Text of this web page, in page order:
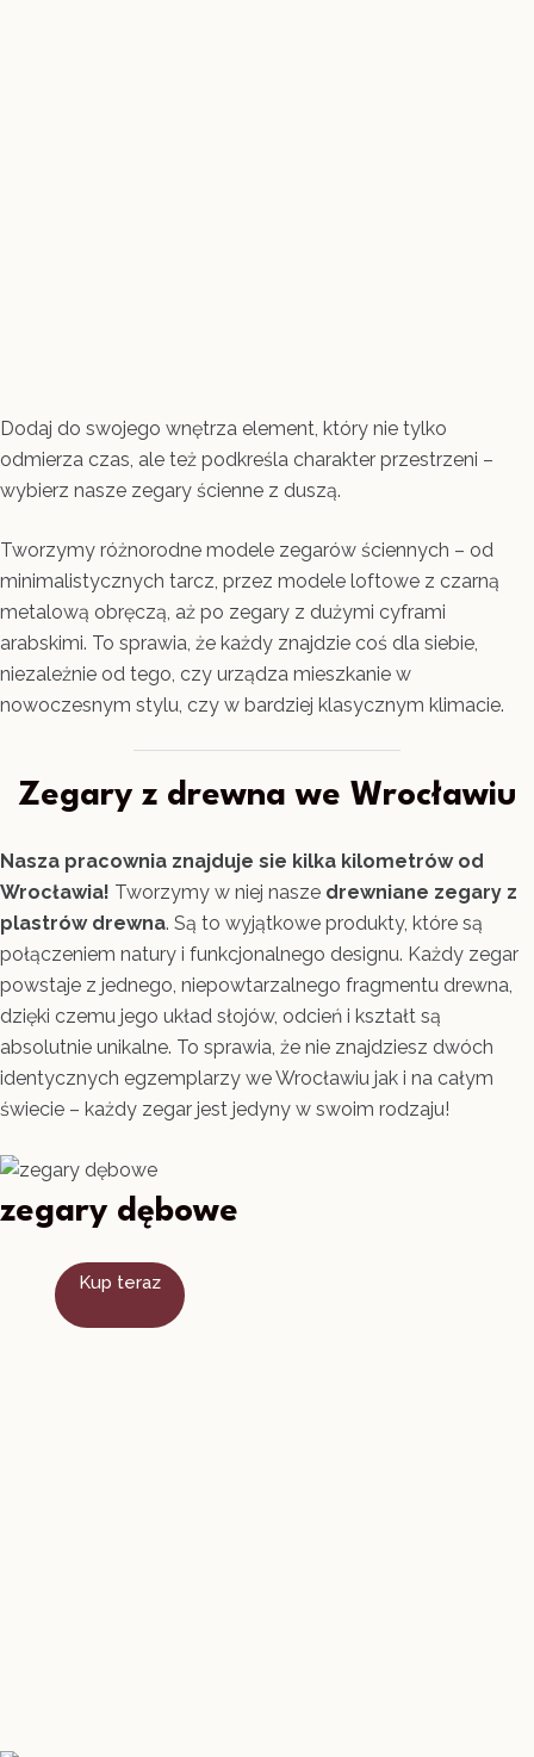
Dodaj do swojego wnętrza element, który nie tylko
odmierza czas, ale też podkreśla charakter przestrzeni –
wybierz nasze zegary ścienne z duszą.
Tworzymy różnorodne modele zegarów ściennych – od
minimalistycznych tarcz, przez modele loftowe z czarną
metalową obręczą, aż po zegary z dużymi cyframi
arabskimi. To sprawia, że każdy znajdzie coś dla siebie,
niezależnie od tego, czy urządza mieszkanie w
nowoczesnym stylu, czy w bardziej klasycznym klimacie.
Zegary z drewna we Wrocławiu
Nasza pracownia znajduje sie kilka kilometrów od
Wrocławia! Tworzymy w niej nasze drewniane zegary z
plastrów drewna. Są to wyjątkowe produkty, które są
połączeniem natury i funkcjonalnego designu. Każdy zegar
powstaje z jednego, niepowtarzalnego fragmentu drewna,
dzięki czemu jego układ słojów, odcień i kształt są
absolutnie unikalne. To sprawia, że nie znajdziesz dwóch
identycznych egzemplarzy we Wrocławiu jak i na całym
świecie – każdy zegar jest jedyny w swoim rodzaju!
zegary dębowe
Kup teraz